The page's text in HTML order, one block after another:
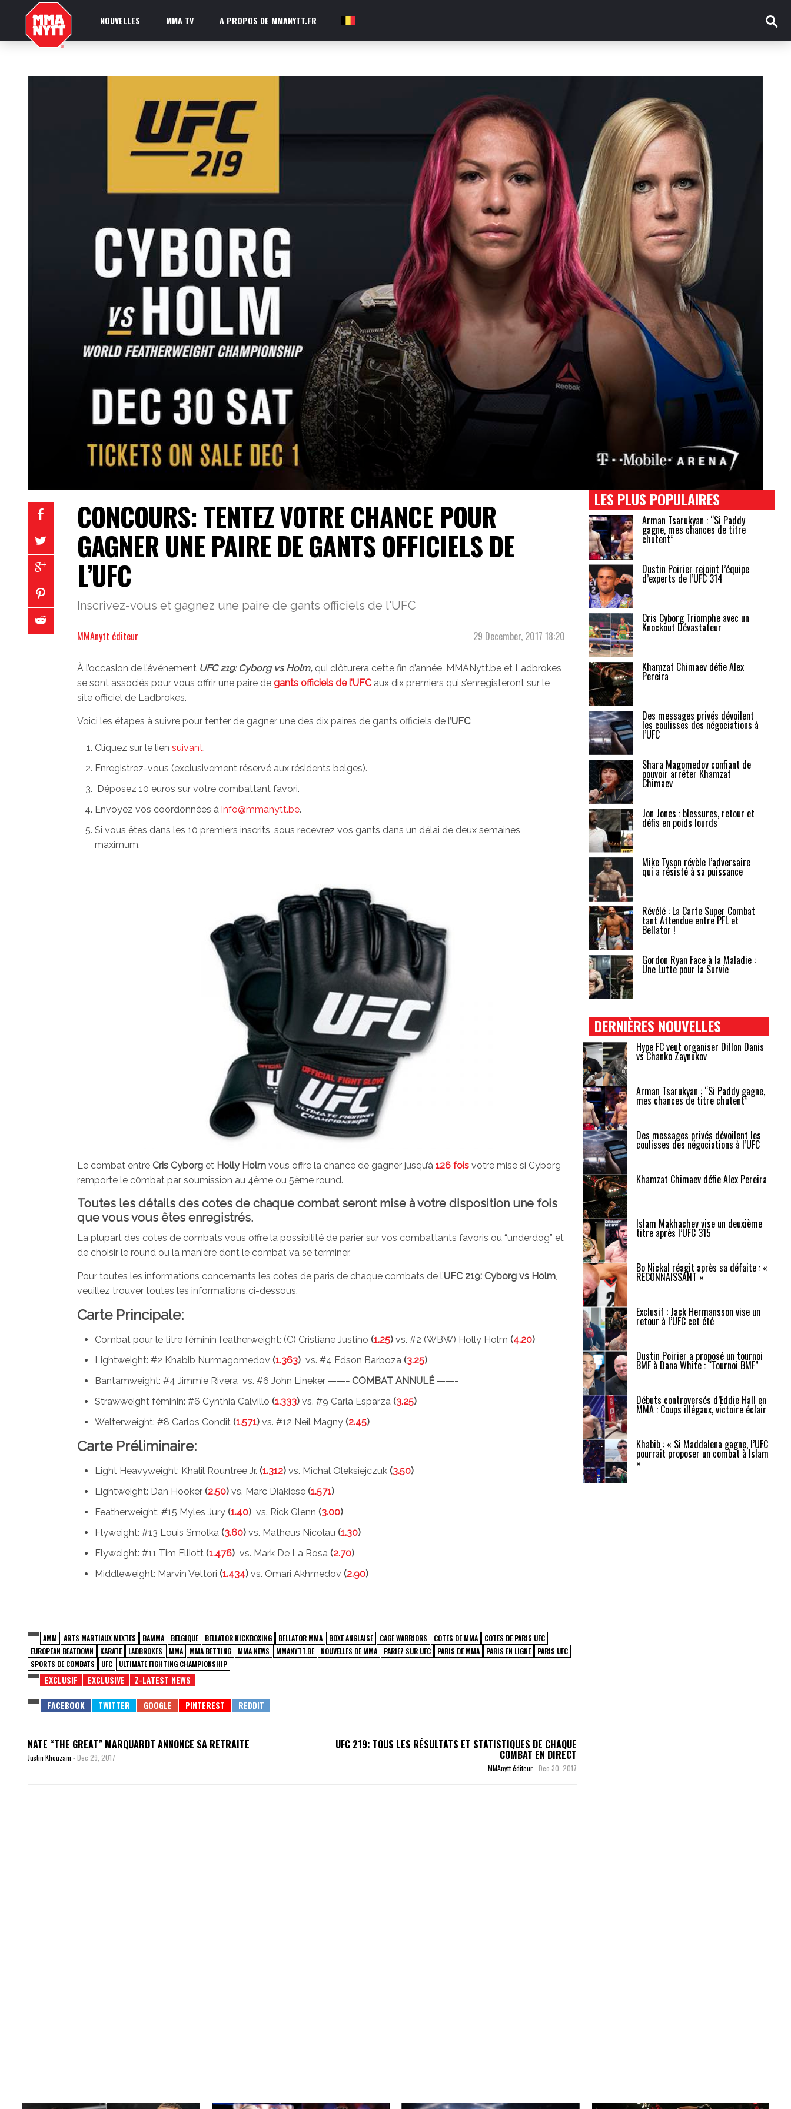
NOUVELLES MMA TV A PROPOS DE MMANYTT.FR FR
CONCOURS: TENTEZ VOTRE CHANCE POUR
GAGNER UNE PAIRE DE GANTS OFFICIELS DE
L’UFC
Inscrivez-vous et gagnez une paire de gants officiels de l'UFC
29 December, 2017 18:20
MMAnytt éditeur
À l’occasion de l’événement UFC 219: Cyborg vs Holm, qui clôturera cette fin d’année, MMANytt.be et Ladbrokes
se sont associés pour vous offrir une paire de gants officiels de l’UFCaux dix premiers qui s’enregisteront sur le
site officiel de Ladbrokes.
Voici les étapes à suivre pour tenter de gagner une des dix paires de gants officiels de l’UFC:
Cliquez sur le lien suivant.
Enregistrez-vous (exclusivement réservé aux résidents belges).
Déposez 10 euros sur votre combattant favori.
Envoyez vos coordonnées à info@mmanytt.be.
Si vous êtes dans les 10 premiers inscrits, sous recevrez vos gants dans un délai de deux semaines
maximum.
Le combat entre Cris Cyborg et Holly Holm vous offre la chance de gagner jusqu’à 126 fois votre mise si Cyborg
remporte le c0mbat par soumission au 4ème ou 5ème round.
Toutes les détails des cotes de chaque combat seront mise à votre disposition une fois
que vous vous êtes enregistrés.
La plupart des cotes de combats vous offre la possibilité de parier sur vos combattants favoris ou “underdog” et
de choisir le round ou la manière dont le combat va se terminer.
Pour toutes les informations concernants les cotes de paris de chaque combats de l’UFC 219: Cyborg vs Holm,
veuillez trouver toutes les informations ci-dessous.
Carte Principale:
Combat pour le titre féminin featherweight: (C) Cristiane Justino (1.25) vs. #2 (WBW) Holly Holm (4.20)
Lightweight: #2 Khabib Nurmagomedov (1.363) vs. #4 Edson Barboza (3.25)
Bantamweight: #4 Jimmie Rivera vs. #6 John Lineker ——- COMBAT ANNULÉ ——-
Strawweight féminin: #6 Cynthia Calvillo (1.333) vs. #9 Carla Esparza (3.25)
Welterweight: #8 Carlos Condit (1.571) vs. #12 Neil Magny (2.45)
Carte Préliminaire:
Light Heavyweight: Khalil Rountree Jr. (1.312) vs. Michal Oleksiejczuk (3.50)
Lightweight: Dan Hooker (2.50) vs. Marc Diakiese (1.571)
Featherweight: #15 Myles Jury (1.40) vs. Rick Glenn (3.00)
Flyweight: #13 Louis Smolka (3.60) vs. Matheus Nicolau (1.30)
Flyweight: #11 Tim Elliott (1.476) vs. Mark De La Rosa (2.70)
Middleweight: Marvin Vettori (1.434) vs. Omari Akhmedov (2.90)
AMM ARTS MARTIAUX MIXTES BAMMA BELGIQUE BELLATOR KICKBOXING BELLATOR MMA BOXE ANGLAISE CAGE WARRIORS COTES DE MMA
COTES DE PARIS UFC
EUROPEAN BEATDOWN
KARATE LADBROKES MMA MMA BETTING MMA NEWS MMANYTT.BE NOUVELLES DE MMA PARIEZ SUR UFC PARIS DE MMA PARIS EN LIGNE
PARIS UFC
SPORTS DE COMBATS
UFC ULTIMATE FIGHTING CHAMPIONSHIP
EXCLUSIF EXCLUSIVE Z-LATEST NEWS
NATE “THE GREAT” MARQUARDT ANNONCE SA RETRAITE
Justin Khouzam - Dec 29, 2017
UFC 219: TOUS LES RÉSULTATS ET STATISTIQUES DE CHAQUE
COMBAT EN DIRECT
MMAnytt éditeur- Dec 30, 2017
LES PLUS POPULAIRES
Arman Tsarukyan : “Si Paddy
gagne, mes chances de titre
chutent”
Dustin Poirier rejoint l’équipe
d’experts de l’UFC 314
Cris Cyborg Triomphe avec un
Knockout Dévastateur
Khamzat Chimaev défie Alex
Pereira
Des messages privés dévoilent
les coulisses des négociations à
l’UFC
Shara Magomedov confiant de
pouvoir arrêter Khamzat
Chimaev
Jon Jones : blessures, retour et
défis en poids lourds
Mike Tyson révèle l’adversaire
qui a résisté à sa puissance
Révélé : La Carte Super Combat
tant Attendue entre PFL et
Bellator !
Gordon Ryan Face à la Maladie :
Une Lutte pour la Survie
DERNIÈRES NOUVELLES
Hype FC veut organiser Dillon Danis
vs Chanko Zaynukov
Arman Tsarukyan : “Si Paddy gagne,
mes chances de titre chutent”
Des messages privés dévoilent les
coulisses des négociations à l’UFC
Khamzat Chimaev défie Alex Pereira
Islam Makhachev vise un deuxième
titre après l’UFC 315
Bo Nickal réagit après sa défaite : «
RECONNAISSANT »
Exclusif : Jack Hermansson vise un
retour à l’UFC cet été
Dustin Poirier a proposé un tournoi
BMF à Dana White : “Tournoi BMF”
Débuts controversés d’Eddie Hall en
MMA : Coups illégaux, victoire éclair
Khabib : « Si Maddalena gagne, l’UFC
pourrait proposer un combat à Islam
»